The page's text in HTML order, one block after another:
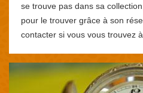
se trouve pas dans sa
pour le trouver grâce à son
contacter si vous vous trouvez